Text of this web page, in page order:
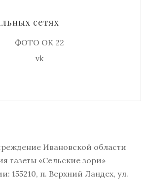
сетях
Ивановской области
газеты «Сельские зори»
155210, п. Верхний Ландех, ул.